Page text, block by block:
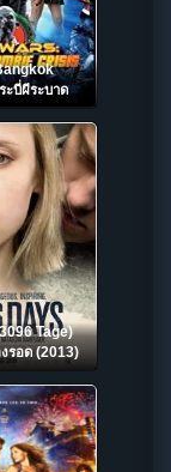
บี่ผีระบาด
Tage)
รอด (2013)